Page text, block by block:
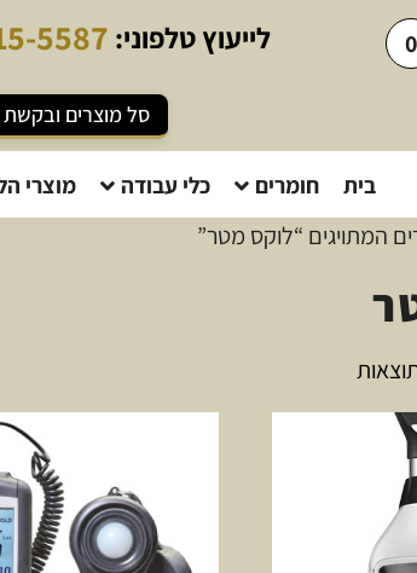
0 לייעוץטלפוני: 5-5587
סל מוצרים
בית חומרים כלי עבודה מוצרי
המתויגים “לוקס מטר”